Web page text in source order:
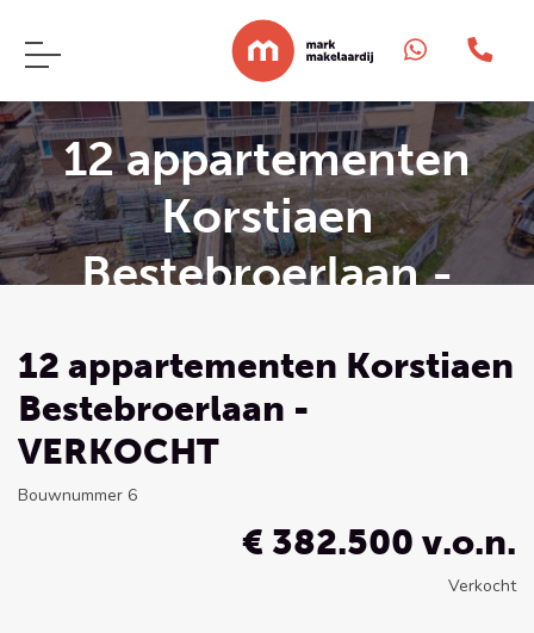
12 appartementen
Korstiaen
Bestebroerlaan -
12 appartementen Korstiaen
Bestebroerlaan -
VERKOCHT
Bouwnummer 6
€ 382.500 v.o.n.
Verkocht